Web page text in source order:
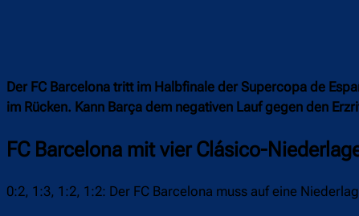
Der FC Barcelona tritt im Halbfinale der Supercopa de
im Rücken. Kann Barça dem negativen Lauf gegen den
FC Barcelona mit vier Clásico-
0:2, 1:3, 1:2, 1:2: Der FC Barcelona muss auf eine